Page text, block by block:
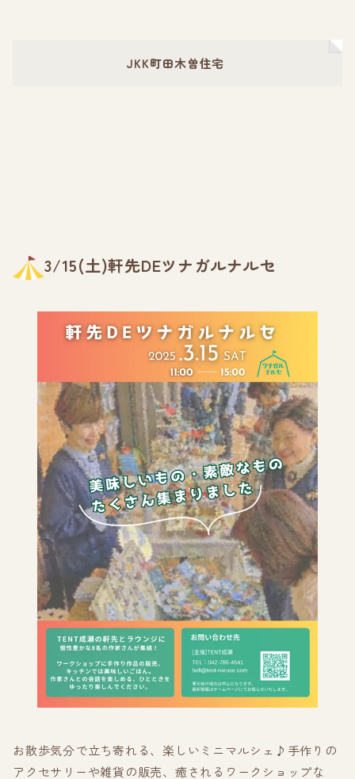
JKK町田木曽住宅
3/15(土)軒先DEツナガルナルセ
お散歩気分で立ち寄れる、楽しいミニマルシェ♪手作りの
アクセサリーや雑貨の販売、癒されるワークショップな